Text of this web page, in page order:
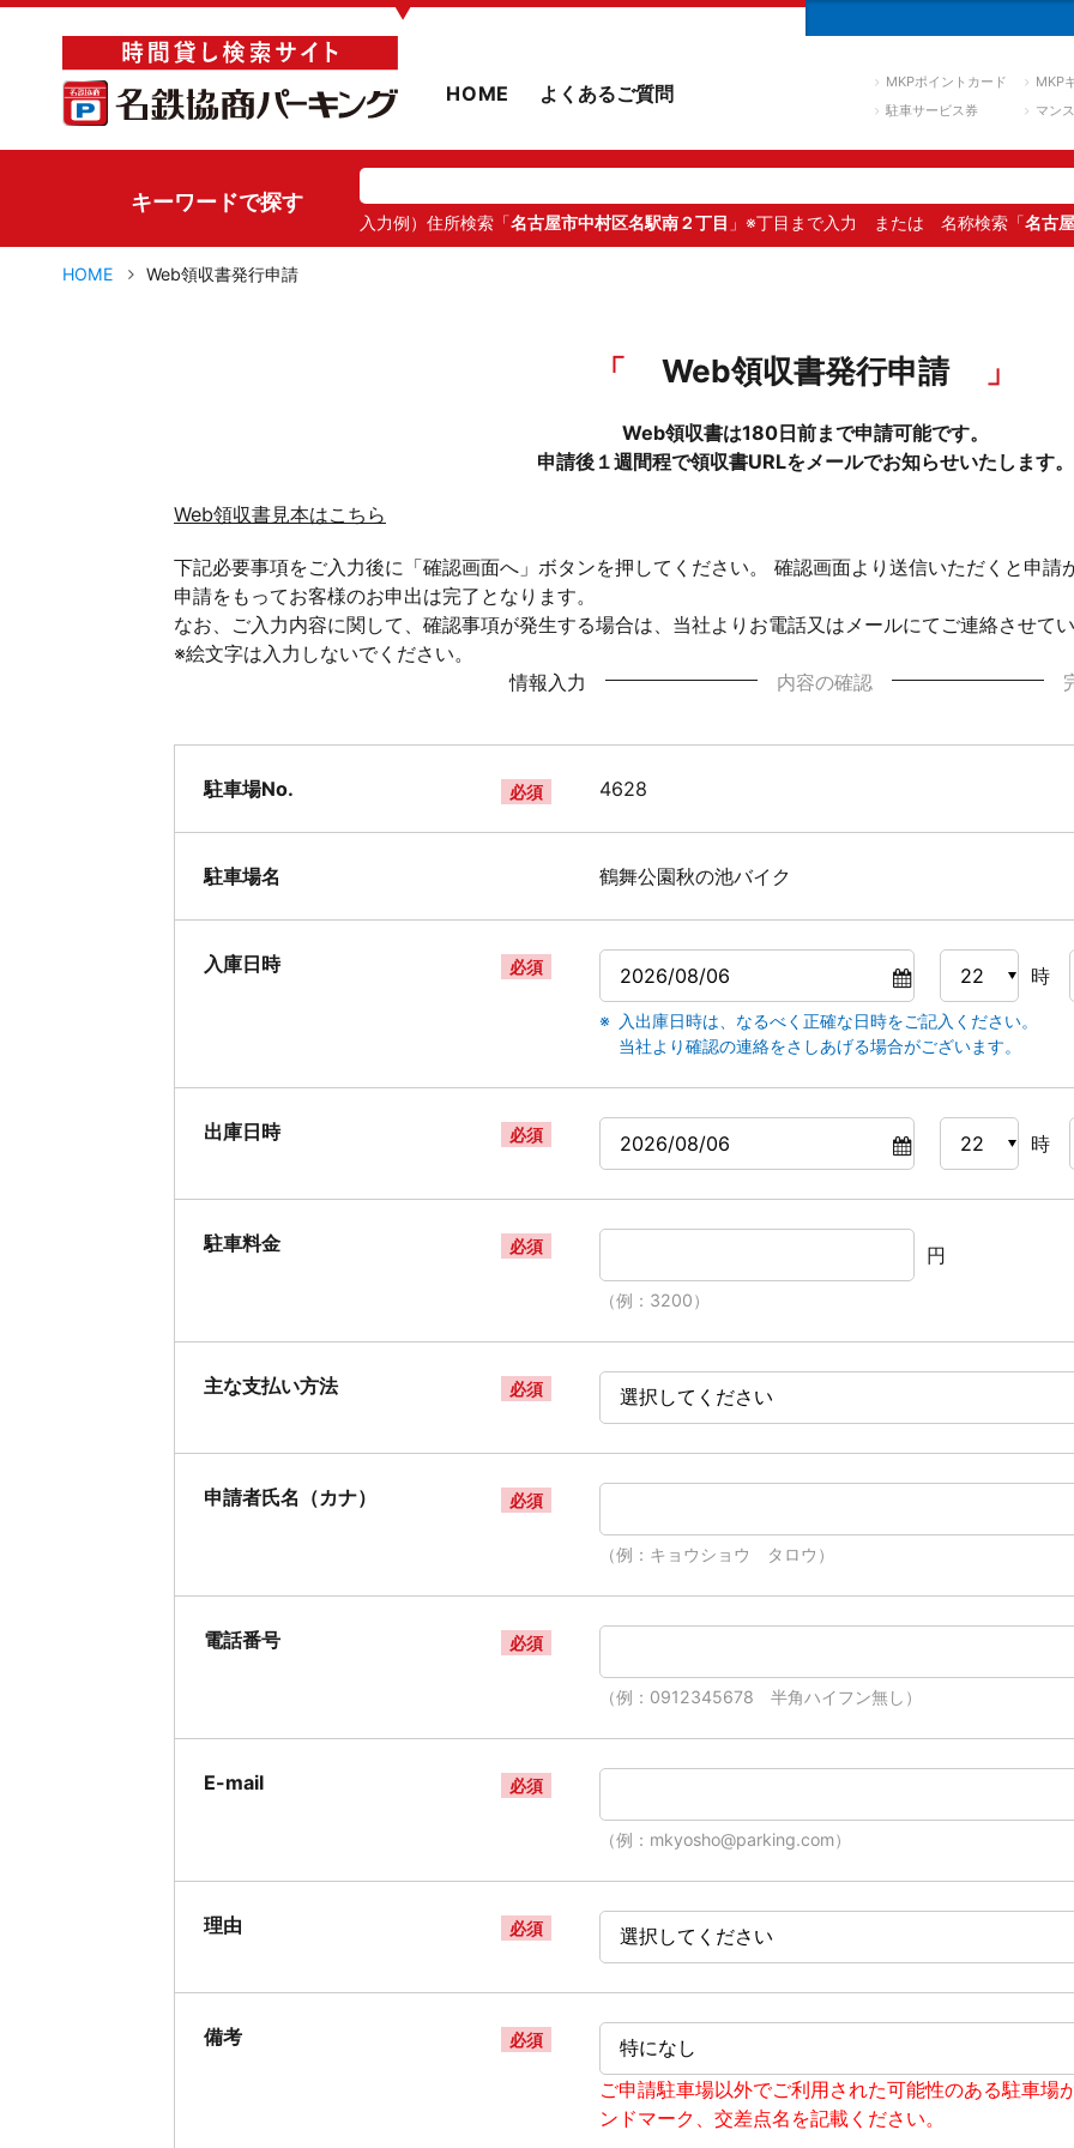
▼
HOME よくあるご質問 MKPポイントカード
MKP
駐車サービス券
マン
キーワードで探す
入力例）住所検索「名古屋市中村区名駅南２丁目 」※丁目まで入力 または 名称検索「名古
HOME Web領収書発行申請
Web領収書発行申請
Web領収書は180日前まで申請可能です。
申請後１週間程で領収書URLをメールでお知らせいたします。
Web領収書見本はこちら
下記必要事項をご入力後に「確認画面へ」ボタンを押してください。 確認画面より送信いただくと申請
申請をもってお客様のお申出は完了となります。
なお、ご入力内容に関して、確認事項が発生する場合は、当社よりお電話又はメールにてご連絡させて
※絵文字は入力しないでください。
情報入力
内容の確認
駐車場No. 必須 4628
駐車場名 鶴舞公園秋の池バイク
入庫日時 必須 時
入出庫日時は、なるべく正確な日時をご記入ください。
当社より確認の連絡をさしあげる場合がございます。
出庫日時 必須 時
駐車料金 必須 円
（例：3200）
主な支払い方法 必須
申請者氏名（カナ） 必須
（例：キョウショウ タロウ）
電話番号 必須
（例：0912345678 半角ハイフン無し）
E-mail 必須
（例：mkyosho@parking.com）
理由 必須
備考 必須
ご申請駐車場以外でご利用された可能性のある駐車場
ンドマーク、交差点名を記載ください。